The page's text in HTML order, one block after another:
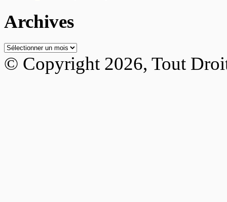
Archives
Archives
© Copyright 2026, Tout